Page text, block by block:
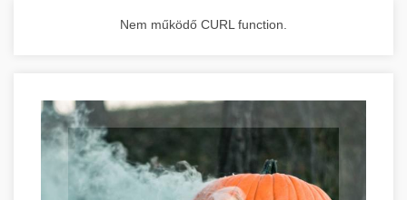
Nem működő CURL function.